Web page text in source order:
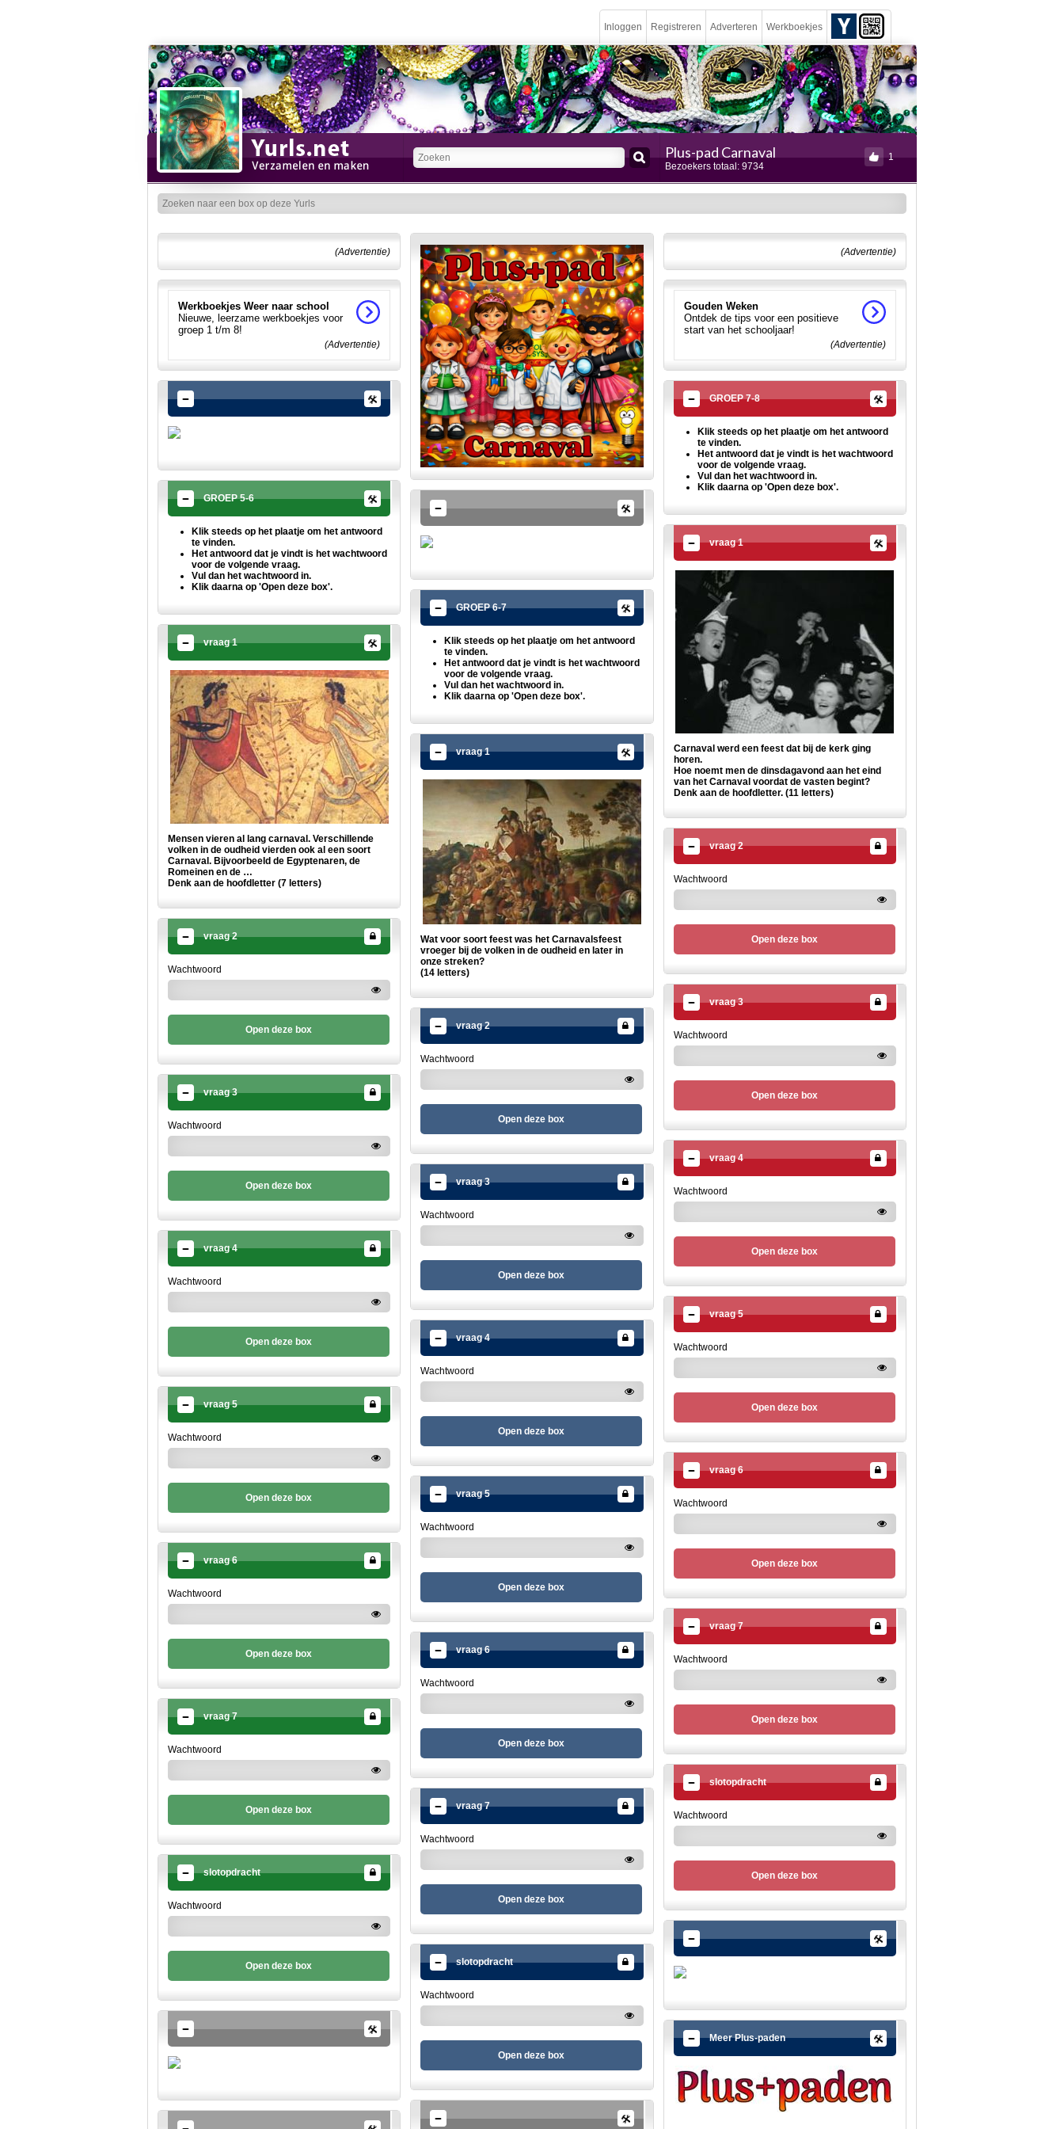
Inloggen Registreren Adverteren Werkboekjes
1
Plus-pad Carnaval
Bezoekers totaal: 9734
(Advertentie)
Werkboekjes Weer naar school
Nieuwe, leerzame werkboekjes voor
groep 1 t/m 8!
(Advertentie)
GROEP 5-6
Klik steeds op het plaatje om het antwoord
te vinden.
Het antwoord dat je vindt is het wachtwoord
voor de volgende vraag.
Vul dan het wachtwoord in.
Klik daarna op 'Open deze box'.
vraag 1
Mensen vieren al lang carnaval. Verschillende
volken in de oudheid vierden ook al een soort
Carnaval. Bijvoorbeeld de Egyptenaren, de
Romeinen en de …
Denk aan de hoofdletter (7 letters)
vraag 2
Wachtwoord
Open deze box
vraag 3
Wachtwoord
Open deze box
vraag 4
Wachtwoord
Open deze box
vraag 5
Wachtwoord
Open deze box
vraag 6
Wachtwoord
Open deze box
vraag 7
Wachtwoord
Open deze box
slotopdracht
Wachtwoord
Open deze box
GROEP 6-7
Klik steeds op het plaatje om hetantwoord
te vinden.
Het antwoord dat je vindt is het wachtwoord
voor de volgende vraag.
Vul dan het wachtwoord in.
Klik daarna op 'Open deze box'.
vraag 1
Wat voor soort feest was het Carnavalsfeest
vroeger bij de volken in de oudheid en later in
onze streken?
(14 letters)
vraag 2
Wachtwoord
Open deze box
vraag 3
Wachtwoord
Open deze box
vraag 4
Wachtwoord
Open deze box
vraag 5
Wachtwoord
Open deze box
vraag 6
Wachtwoord
Open deze box
vraag 7
Wachtwoord
Open deze box
slotopdracht
Wachtwoord
Open deze box
(Advertentie)
Gouden Weken
Ontdek de tips voor een positieve
start van het schooljaar!
(Advertentie)
GROEP 7-8
Klik steeds op het plaatje om het antwoord
te vinden.
Het antwoord dat je vindt is het wachtwoord
voor de volgende vraag.
Vul dan het wachtwoord in.
Klik daarna op 'Open deze box'.
vraag 1
Carnaval werd een feest dat bij de kerk ging
horen.
Hoe noemt men de dinsdagavond aan het eind
van het Carnaval voordat de vasten begint?
Denk aan de hoofdletter. (11 letters)
vraag 2
Wachtwoord
Open deze box
vraag 3
Wachtwoord
Open deze box
vraag 4
Wachtwoord
Open deze box
vraag 5
Wachtwoord
Open deze box
vraag 6
Wachtwoord
Open deze box
vraag 7
Wachtwoord
Open deze box
slotopdracht
Wachtwoord
Open deze box
Meer Plus-paden